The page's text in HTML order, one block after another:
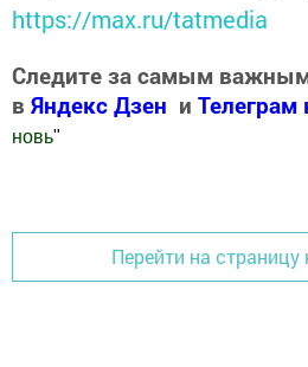
https://max.ru/tatmedia
Следите за самым
в Яндекс Дзен и Телеграм
новь"
Перейти на страницу